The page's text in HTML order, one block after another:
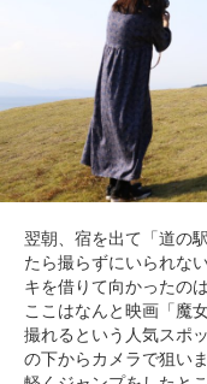
翌朝、宿を出て「道の
たら撮らずにいられな
キを借りて向かったの
ここはなんと映画「魔
撮れるという人気スポ
の下からカメラで狙いま